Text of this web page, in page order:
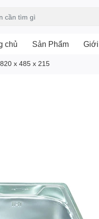
chủ Sản Phẩm
x 485 x 215